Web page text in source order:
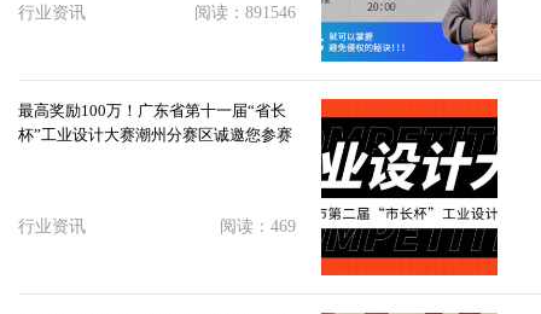
行业资讯 阅读：891546
最高奖励100万！广东省第十一届“省长
杯”工业设计大赛潮州分赛区诚邀您参赛
行业资讯 阅读：469